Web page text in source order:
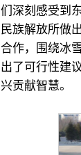
们深刻感受到
民族解放所做
合作，围绕冰
出了可行性建
兴贡献智慧。